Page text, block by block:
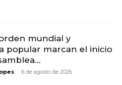
mundial y
popular marcan el inicio
- 6 de agosto de 2026